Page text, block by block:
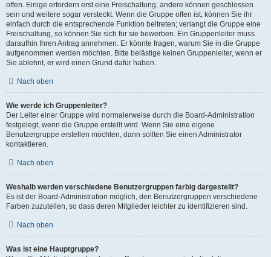
offen. Einige erfordern erst eine Freischaltung, andere können geschlossen
sein und weitere sogar versteckt. Wenn die Gruppe offen ist, können Sie ihr
einfach durch die entsprechende Funktion beitreten; verlangt die Gruppe eine
Freischaltung, so können Sie sich für sie bewerben. Ein Gruppenleiter muss
daraufhin Ihren Antrag annehmen. Er könnte fragen, warum Sie in die Gruppe
aufgenommen werden möchten. Bitte belästige keinen Gruppenleiter, wenn er
Sie ablehnt, er wird einen Grund dafür haben.
Nach oben
Wie werde ich Gruppenleiter?
Der Leiter einer Gruppe wird normalerweise durch die Board-Administration
festgelegt, wenn die Gruppe erstellt wird. Wenn Sie eine eigene
Benutzergruppe erstellen möchten, dann sollten Sie einen Administrator
kontaktieren.
Nach oben
Weshalb werden verschiedene Benutzergruppen farbig dargestellt?
Es ist der Board-Administration möglich, den Benutzergruppen verschiedene
Farben zuzuteilen, so dass deren Mitglieder leichter zu identifizieren sind.
Nach oben
Was ist eine Hauptgruppe?